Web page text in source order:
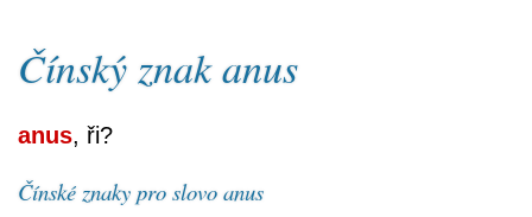
Čínský znak anus
anus, ři?
Čínské znaky pro slovo anus